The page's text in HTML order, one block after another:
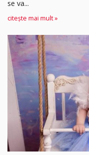
se va...
citește mai mult »